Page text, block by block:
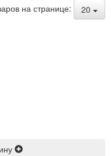
на странице:
20